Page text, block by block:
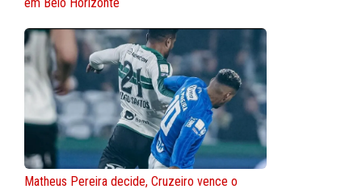
Matheus Pereira decide, Cruzeiro vence o